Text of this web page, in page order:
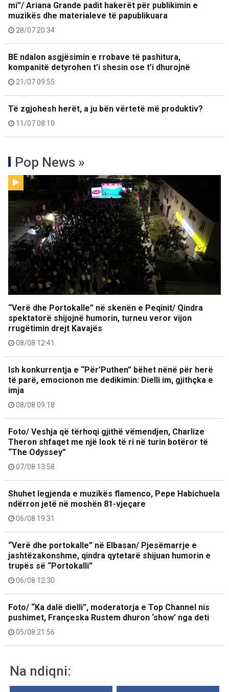
mi”/ Ariana Grande padit hakerët për publikimin e
muzikës dhe materialeve të papublikuara
28/07 20:34
BE ndalon asgjësimin e rrobave të pashitura,
kompanitë detyrohen t’i shesin ose t’i dhurojnë
21/07 09:55
Të zgjohesh herët, a ju bën vërtetë më produktiv?
11/07 08:10
Pop News »
“Verë dhe Portokalle” në skenën e Peqinit/ Qindra
spektatorë shijojnë humorin, turneu veror vijon
rrugëtimin drejt Kavajës
08/08 12:41
Ish konkurrentja e “Për’Puthen” bëhet nënë për herë
të parë, emocionon me dedikimin: Dielli im, gjithçka e
imja
08/08 09:18
Foto/ Veshja që tërhoqi gjithë vëmendjen, Charlize
Theron shfaqet me një look të ri në turin botëror të
“The Odyssey”
07/08 13:58
Shuhet legjenda e muzikës flamenco, Pepe Habichuela
ndërron jetë në moshën 81-vjeçare
06/08 19:31
“Verë dhe portokalle” në Elbasan/ Pjesëmarrje e
jashtëzakonshme, qindra qytetarë shijuan humorin e
trupës së “Portokalli”
06/08 12:30
Foto/ “Ka dalë dielli”, moderatorja e Top Channel nis
pushimet, Françeska Rustem dhuron ‘show’ nga deti
05/08 21:56
Na ndiqni: